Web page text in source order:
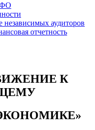
независимых аудиторов
отчетность
К